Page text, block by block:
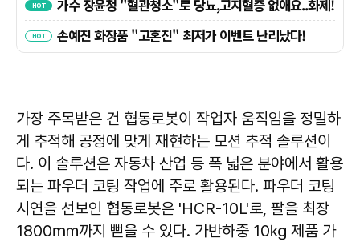
가장 주목받은 건 협동로봇이 작업자 움직임을 정밀하
게 추적해 공정에 맞게 재현하는 모션 추적 솔루션이
다. 이 솔루션은 자동차 산업 등 폭 넓은 분야에서 활용
되는 파우더 코팅 작업에 주로 활용된다. 파우더 코팅
시연을 선보인 협동로봇은 'HCR-10L'로, 팔을 최장
1800㎜까지 뻗을 수 있다. 가반하중 10㎏ 제품 가